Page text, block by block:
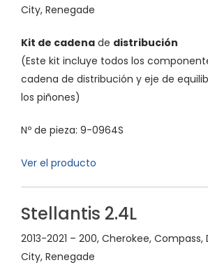
City, Renegade
Kit de cadena de distribución
(Este kit incluye todos los
cadena de distribución y eje de
los piñones)
Nº de pieza: 9-0964S
Ver el producto
Stellantis 2.4L
2013-2021 – 200, Cherokee, Compass,
City, Renegade